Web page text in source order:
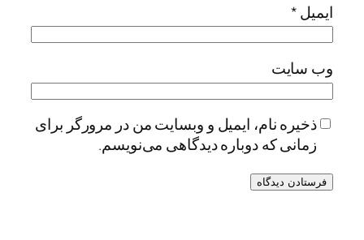
ایمیل*
وب‌ سایت
ذخیره نام، ایمیل و وبسایت من در مرورگر برای
زمانی که دوباره دیدگاهی می‌نویسم.